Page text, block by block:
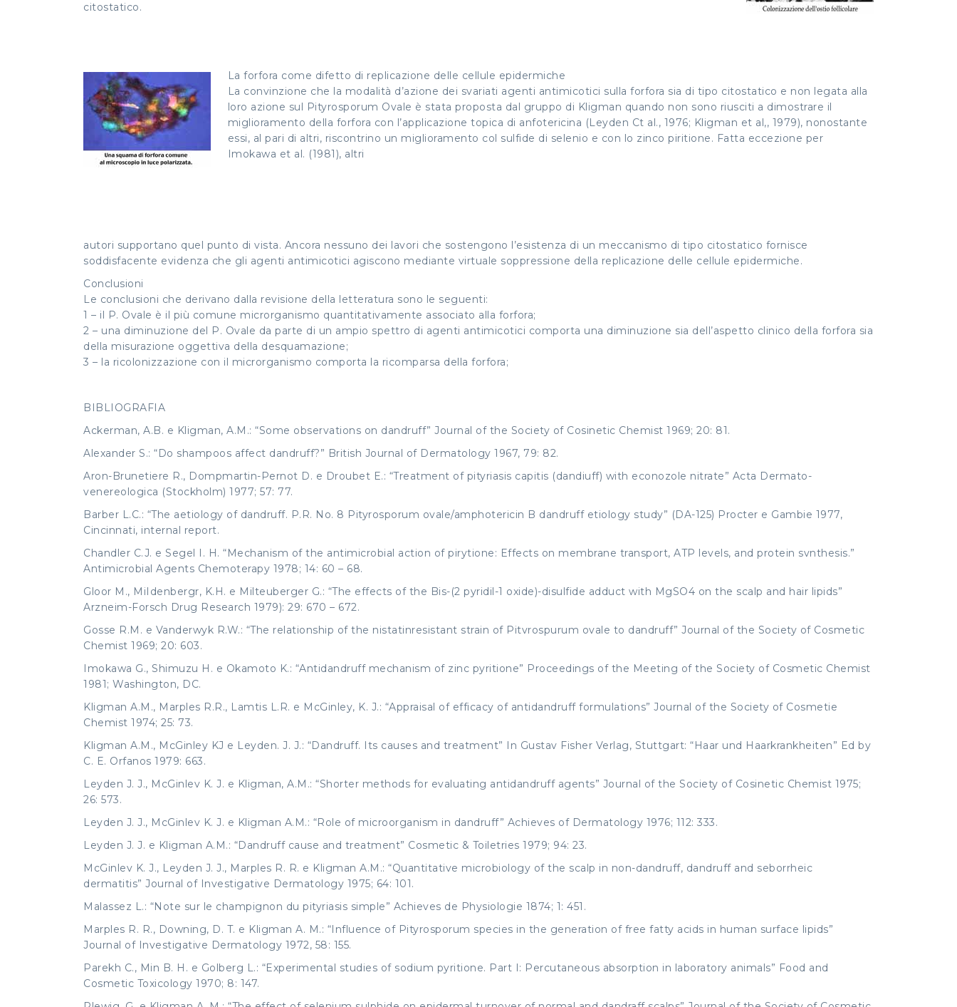
citostatico.
La forfora come difetto di replicazione delle cellule epidermiche
La convinzione che la modalità d’azione dei svariati agenti antimicotici sulla forfora sia di tipo citostatico e non legata alla
loro azione sul Pityrosporum Ovale è stata proposta dal gruppo di Kligman quando non sono riusciti a dimostrare il
miglioramento della forfora con l’applicazione topica di anfotericina (Leyden Ct al., 1976; Kligman et al,, 1979), nonostante
essi, al pari di altri, riscontrino un miglioramento col sulfide di selenio e con lo zinco piritione. Fatta eccezione per
Imokawa et al. (1981), altri
autori supportano quel punto di vista. Ancora nessuno dei lavori che sostengono l’esistenza di un meccanismo di tipo citostatico fornisce
soddisfacente evidenza che gli agenti antimicotici agiscono mediante virtuale soppressione della replicazione delle cellule epidermiche.
Conclusioni
Le conclusioni che derivano dalla revisione della letteratura sono le seguenti:
1 – il P. Ovale è il più comune microrganismo quantitativamente associato alla forfora;
2 – una diminuzione del P. Ovale da parte di un ampio spettro di agenti antimicotici comporta una diminuzione sia dell’aspetto clinico della forfora sia
della misurazione oggettiva della desquamazione;
3 – la ricolonizzazione con il microrganismo comporta la ricomparsa della forfora;
BIBLIOGRAFIA
Ackerman, A.B. e Kligman, A.M.: “Some observations on dandruff” Journal of the Society of Cosinetic Chemist 1969; 20: 81.
Alexander S.: “Do shampoos affect dandruff?” British Journal of Dermatology 1967, 79: 82.
Aron-Brunetiere R., Dompmartin-Pernot D. e Droubet E.: “Treatment of pityriasis capitis (dandiuff) with econozole nitrate” Acta Dermato-
venereologica (Stockholm) 1977; 57: 77.
Barber L.C.: “The aetiology of dandruff. P.R. No. 8 Pityrosporum ovale/amphotericin B dandruff etiology study” (DA-125) Procter e Gambie 1977,
Cincinnati, internal report.
Chandler C.J. e Segel I. H. “Mechanism of the antimicrobial action of pirytione: Effects on membrane transport, ATP levels, and protein svnthesis.”
Antimicrobial Agents Chemoterapy 1978; 14: 60 – 68.
Gloor M., MiIdenbergr, K.H. e Milteuberger G.: “The effects of the Bis-(2 pyridil-1 oxide)-disulfide adduct with MgSO4 on the scalp and hair lipids”
Arzneim-Forsch Drug Research 1979): 29: 670 – 672.
Gosse R.M. e Vanderwyk R.W.: “The relationship of the nistatinresistant strain of Pitvrospurum ovale to dandruff” Journal of the Society of Cosmetic
Chemist 1969; 20: 603.
Imokawa G., Shimuzu H. e Okamoto K.: “Antidandruff mechanism of zinc pyritione” Proceedings of the Meeting of the Society of Cosmetic Chemist
1981; Washington, DC.
Kligman A.M., Marples R.R., Lamtis L.R. e McGinley, K. J.: “Appraisal of efficacy of antidandruff formulations” Journal of the Society of Cosmetie
Chemist 1974; 25: 73.
Kligman A.M., McGinley KJ e Leyden. J. J.: “Dandruff. Its causes and treatment” In Gustav Fisher Verlag, Stuttgart: “Haar und Haarkrankheiten” Ed by
C. E. Orfanos 1979: 663.
Leyden J. J., McGinlev K. J. e Kligman, A.M.: “Shorter methods for evaluating antidandruff agents” Journal of the Society of Cosinetic Chemist 1975;
26: 573.
Leyden J. J., McGinlev K. J. e Kligman A.M.: “Role of microorganism in dandruff” Achieves of Dermatology 1976; 112: 333.
Leyden J. J. e Kligman A.M.: “Dandruff cause and treatment” Cosmetic & Toiletries 1979; 94: 23.
McGinlev K. J., Leyden J. J., Marples R. R. e Kligman A.M.: “Quantitative microbiology of the scalp in non-dandruff, dandruff and seborrheic
dermatitis” Journal of Investigative Dermatology 1975; 64: 101.
Malassez L.: “Note sur le champignon du pityriasis simple” Achieves de Physiologie 1874; 1: 451.
Marples R. R., Downing, D. T. e Kligman A. M.: “Influence of Pityrosporum species in the generation of free fatty acids in human surface lipids”
Journal of Investigative Dermatology 1972, 58: 155.
Parekh C., Min B. H. e Golberg L.: “Experimental studies of sodium pyritione. Part I: Percutaneous absorption in laboratory animals” Food and
Cosmetic Toxicology 1970; 8: 147.